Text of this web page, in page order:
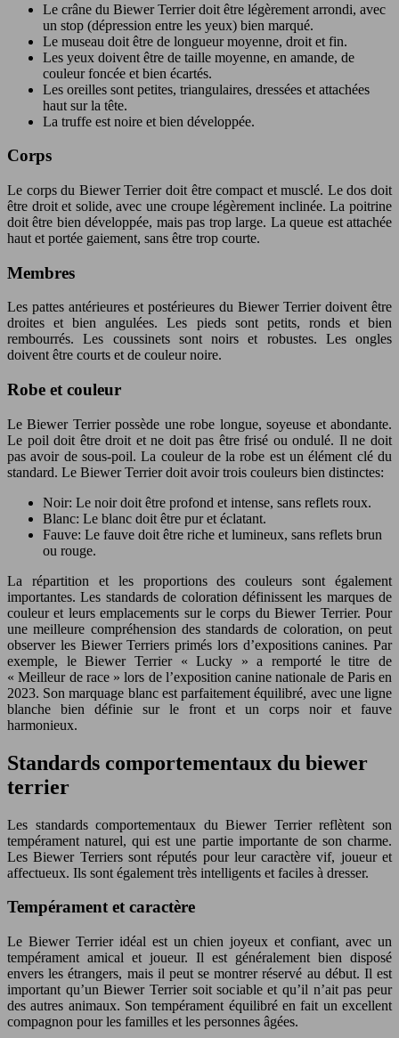
Le crâne du Biewer Terrier doit être légèrement arrondi, avec
un stop (dépression entre les yeux) bien marqué.
Le museau doit être de longueur moyenne, droit et fin.
Les yeux doivent être de taille moyenne, en amande, de
couleur foncée et bien écartés.
Les oreilles sont petites, triangulaires, dressées et attachées
haut sur la tête.
La truffe est noire et bien développée.
Corps
Le corps du Biewer Terrier doit être compact et musclé. Le dos doit
être droit et solide, avec une croupe légèrement inclinée. La poitrine
doit être bien développée, mais pas trop large. La queue est attachée
haut et portée gaiement, sans être trop courte.
Membres
Les pattes antérieures et postérieures du Biewer Terrier doivent être
droites et bien angulées. Les pieds sont petits, ronds et bien
rembourrés. Les coussinets sont noirs et robustes. Les ongles
doivent être courts et de couleur noire.
Robe et couleur
Le Biewer Terrier possède une robe longue, soyeuse et abondante.
Le poil doit être droit et ne doit pas être frisé ou ondulé. Il ne doit
pas avoir de sous-poil. La couleur de la robe est un élément clé du
standard. Le Biewer Terrier doit avoir trois couleurs bien distinctes:
Noir: Le noir doit être profond et intense, sans reflets roux.
Blanc: Le blanc doit être pur et éclatant.
Fauve: Le fauve doit être riche et lumineux, sans reflets brun
ou rouge.
La répartition et les proportions des couleurs sont également
importantes. Les standards de coloration définissent les marques de
couleur et leurs emplacements sur le corps du Biewer Terrier. Pour
une meilleure compréhension des standards de coloration, on peut
observer les Biewer Terriers primés lors d’expositions canines. Par
exemple, le Biewer Terrier « Lucky » a remporté le titre de
« Meilleur de race » lors de l’exposition canine nationale de Paris en
2023. Son marquage blanc est parfaitement équilibré, avec une ligne
blanche bien définie sur le front et un corps noir et fauve
harmonieux.
Standards comportementaux du biewer
terrier
Les standards comportementaux du Biewer Terrier reflètent son
tempérament naturel, qui est une partie importante de son charme.
Les Biewer Terriers sont réputés pour leur caractère vif, joueur et
affectueux. Ils sont également très intelligents et faciles à dresser.
Tempérament et caractère
Le Biewer Terrier idéal est un chien joyeux et confiant, avec un
tempérament amical et joueur. Il est généralement bien disposé
envers les étrangers, mais il peut se montrer réservé au début. Il est
important qu’un Biewer Terrier soit sociable et qu’il n’ait pas peur
des autres animaux. Son tempérament équilibré en fait un excellent
compagnon pour les familles et les personnes âgées.